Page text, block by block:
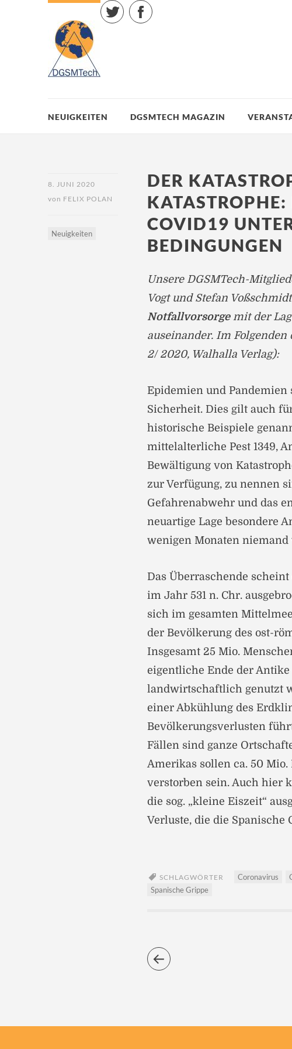
TwitterFacebook
NEUIGKEITEN DGSMTECH MAGAZIN
8. JUNI 2020
von FELIX POLAN
Neuigkeiten
DER
COVID19
BEDINGUNGEN
Unsere DGSMTech-
Vogt und Stefan
Notfallvorsorgemit der
auseinander. Im Folgenden
2/ 2020, Walhalla Verlag):
Epidemien und Pandemien
Sicherheit. Dies gilt auch
historische Beispiele
mittelalterliche Pest 1349,
Bewältigung von
zur Verfügung, zu nennen
Gefahrenabwehr und das
neuartige Lage besondere
wenigen Monaten niemand
Das Überraschende
im Jahr 531 n. Chr.
sich im gesamten
der Bevölkerung des ost-
Insgesamt 25 Mio.
eigentliche Ende der
landwirtschaftlich genutzt
einer Abkühlung des
Bevölkerungsverlusten
Fällen sind ganze
Amerikas sollen ca. 50
verstorben sein. Auch hier
die sog. „kleine Eiszeit“
Verluste, die die Spanische
SCHLAGWÖRTER Coronavirus
Spanische Grippe